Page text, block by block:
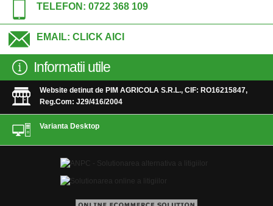
TELEFON: 0722 368 109
EMAIL: CLICK AICI
Informatii utile
Website detinut de PIM AGRICOLA S.R.L., CIF: RO16215847,
Reg.Com: J29/416/2004
Varianta Desktop